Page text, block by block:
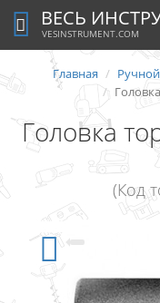
ВЕСЬ
VESINSTRUMENT.COM
Главная
Головка
(Код